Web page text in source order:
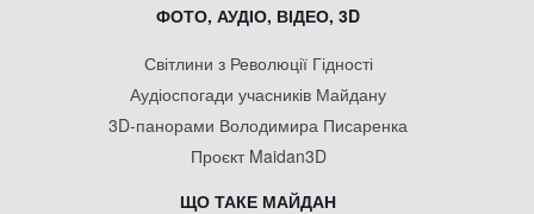
ФОТО, АУДІО, ВІДЕО, 3D
Світлини з Революції Гідності
Аудіоспогади учасників Майдану
3D-панорами Володимира Писаренка
Проєкт Maidan3D
ЩО ТАКЕ МАЙДАН